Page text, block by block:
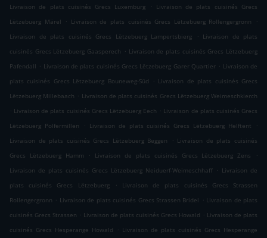
Livraison de plats cuisinés Grecs Luxemburg
. Livraison de plats cuisinés Grecs
Lëtzebuerg Märel
. Livraison de plats cuisinés Grecs Lëtzebuerg Rollengergronn
.
Livraison de plats cuisinés Grecs Lëtzebuerg Lampertsbierg
. Livraison de plats
cuisinés Grecs Lëtzebuerg Gaasperech . Livraison de plats cuisinés Grecs Lëtzebuerg
Pafendall . Livraison de plats cuisinés Grecs Lëtzebuerg Garer Quartier . Livraison de
plats cuisinés Grecs Lëtzebuerg Bouneweg-Süd
. Livraison de plats cuisinés Grecs
Lëtzebuerg Millebaach . Livraison de plats cuisinés Grecs Lëtzebuerg Weimeschkierch
. Livraison de plats cuisinés Grecs Lëtzebuerg Eech . Livraison de plats cuisinés Grecs
Lëtzebuerg Polfermillen
. Livraison de plats cuisinés Grecs Lëtzebuerg Helftent
.
Livraison de plats cuisinés Grecs Lëtzebuerg Beggen
. Livraison de plats cuisinés
Grecs Lëtzebuerg Hamm
. Livraison de plats cuisinés Grecs Lëtzebuerg Zens
.
Livraison de plats cuisinés Grecs Lëtzebuerg Neiduerf-Weimeschhaff . Livraison de
plats cuisinés Grecs Lëtzebuerg
.
Livraison de plats cuisinés Grecs Strassen
Rollengergronn . Livraison de plats cuisinés Grecs Strassen Bridel . Livraison de plats
cuisinés Grecs Strassen . Livraison de plats cuisinés Grecs Howald . Livraison de plats
cuisinés Grecs Hesperange Howald
. Livraison de plats cuisinés Grecs Hesperange